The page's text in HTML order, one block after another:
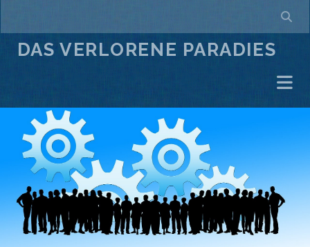
DAS VERLORENE PARADIES